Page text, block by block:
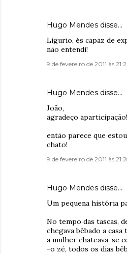
Hugo Mendes disse…
Ligurio, és capaz de
não entendi!
9 de fevereiro de 2011 às
Hugo Mendes disse…
João,
agradeço aparticipação!
então parece que
chato!
9 de fevereiro de 2011 às
Hugo Mendes disse…
Um pequena história
No tempo das tascas,
chegava bêbado a
a mulher chateava-se
-o zé, todos os dias